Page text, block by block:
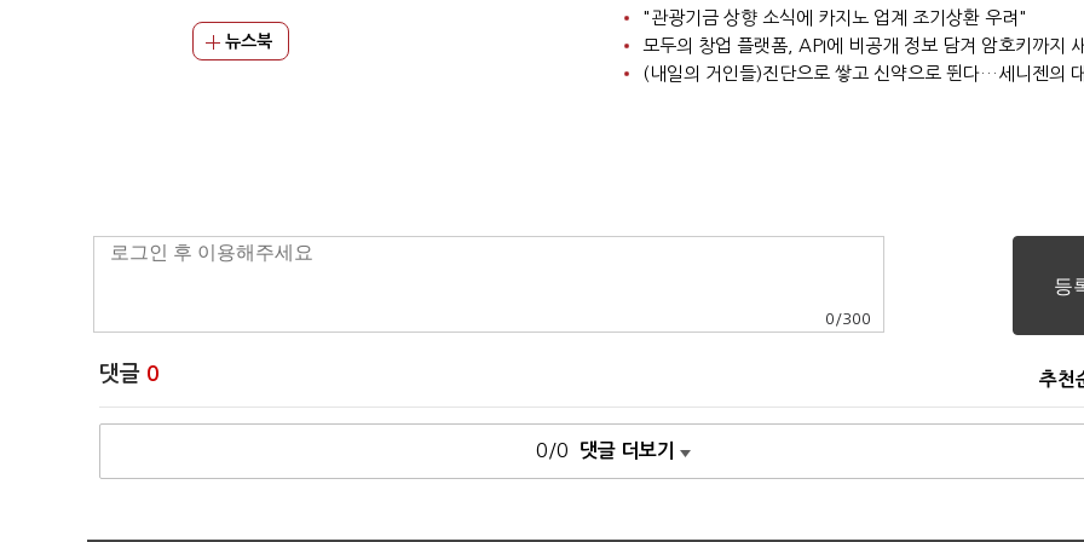
뉴스북
"관광기금 상향 소식에 카지노 업계 조기상환 우려"
모두의 창업 플랫폼, API에 비공개 정보 담겨 암호키까지
(내일의 거인들)진단으로 쌓고 신약으로 뛴다…세니젠의
0 /300
댓글 0 추천
0/0 댓글 더보기